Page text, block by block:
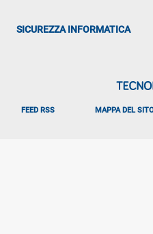
SICUREZZA INFORMATICA
FEED RSS MAPPA DEL